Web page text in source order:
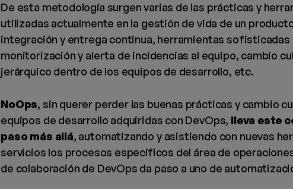
De esta metodología surgen varias de las prácticas y
utilizadas actualmente en la gestión de vida de un
integración y entrega continua, herramientas sofisticadas
monitorización y alerta de incidencias al equipo, cambio
jerárquico dentro de los equipos de desarrollo, etc.
NoOps, sin querer perder las buenas prácticas y cambio
equipos de desarrollo adquiridas con DevOps, lleva este
paso más allá, automatizando y asistiendo con nuevas
servicios los procesos específicos del área de
de colaboración de DevOps da paso a uno de